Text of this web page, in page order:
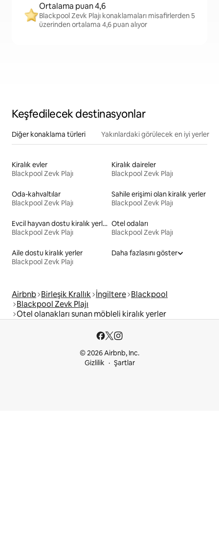
Ortalama puan 4,6
Blackpool Zevk Plajı konaklamaları misafirlerden 5
üzerinden ortalama 4,6 puan alıyor
Keşfedilecek destinasyonlar
Diğer konaklama türleri Yakınlardaki görülecek en iyi yerler
Kiralık evler
Blackpool Zevk Plajı
Kiralık daireler
Blackpool Zevk Plajı
Oda-kahvaltılar
Blackpool Zevk Plajı
Sahile erişimi olan kiralık yerler
Blackpool Zevk Plajı
Evcil hayvan dostu kiralık yerler
Blackpool Zevk Plajı
Otel odaları
Blackpool Zevk Plajı
Aile dostu kiralık yerler
Blackpool Zevk Plajı
Daha fazlasını göster
Airbnb Birleşik Krallık İngiltere Blackpool
Blackpool Zevk Plajı
Otel olanakları sunan möbleli kiralık yerler
© 2026 Airbnb, Inc.
Gizlilik
Şartlar